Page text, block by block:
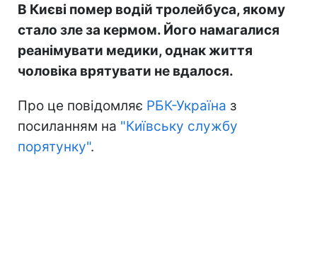
В Києві помер водій тролейбуса, якому
стало зле за кермом. Його намагалися
реанімувати медики, однак життя
чоловіка врятувати не вдалося.
Про це повідомляє РБК-Україна з
посиланням на "Київську службу
порятунку".